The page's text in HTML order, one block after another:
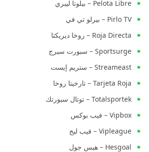
Pelota Libre – بيلوتا ليبري
Pirlo TV – بيرلو تي في
Roja Directa – روخا ديريكتا
Sportsurge – سبورت سيرج
Streameast – ستريم إيست
Tarjeta Roja – تارخيتا روخا
Totalsportek – توتال سبورتك
Vipbox – فيب بوكس
Vipleague – فيب ليج
Hesgoal – هيس جول